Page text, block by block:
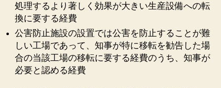
処理するより著しく効果が大きい生産設備への転
換に要する経費
公害防止施設の設置では公害を防止することが難
しい工場であって、知事が特に移転を勧告した場
合の当該工場の移転に要する経費のうち、知事が
必要と認める経費